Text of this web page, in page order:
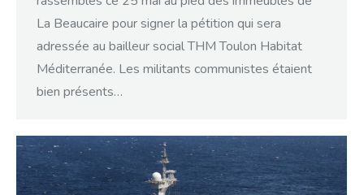
La Beaucaire pour signer la pétition qui sera
adressée au bailleur social THM Toulon Habitat
Méditerranée. Les militants communistes étaient
bien présents…